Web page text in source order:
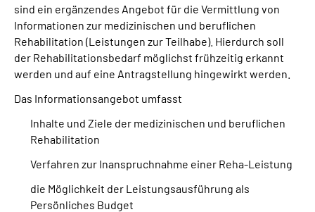
Suche
Language
Inhalte in Gebärdensprache (DGS)
Leichte Sprache
Mein Kundenportal
sind ein ergänzendes Angebot für die Vermittlung von
Informationen zur medizinischen und beruflichen
Rehabilitation (Leistungen zur Teilhabe). Hierdurch soll
der Rehabilitationsbedarf möglichst frühzeitig erkannt
werden und auf eine Antragstellung hingewirkt werden.
Das Informationsangebot umfasst
Inhalte und Ziele der medizinischen und beruflichen
Rehabilitation
Verfahren zur Inanspruchnahme einer Reha-Leistung
die Möglichkeit der Leistungsausführung als
Persönliches Budget